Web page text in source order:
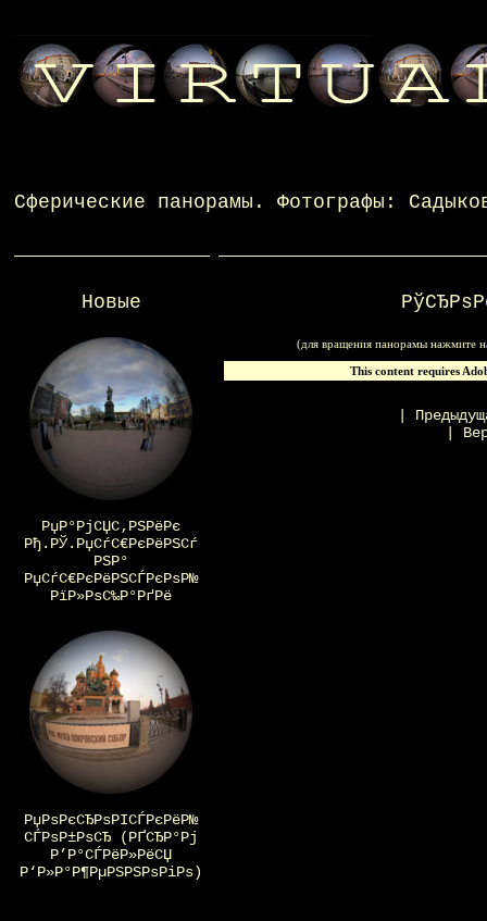
Сферические панорамы . Фотографы:
Новые
РџР°РјСЏС‚РЅРёРє
Рђ.РЎ.РџСѓС€РєРёРЅСѓ
РЅР°
РџСѓС€РєРёРЅСЃРєРѕР№
РїР»РѕС‰Р°РґРё
РџРѕРєСЂРѕРІСЃРєРёР№
СЃРѕР±РѕСЂ (РҐСЂР°Рј
Р’Р°СЃРёР»РёСЏ
Р‘Р»Р°Р¶РµРЅРЅРѕРіРѕ)
(для вращения панорамы нажмите
This content requires